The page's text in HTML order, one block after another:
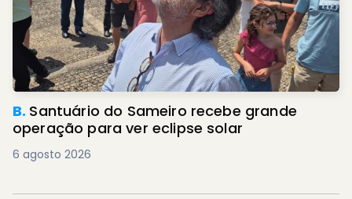
B. Santuário do Sameiro recebe grande
operação para ver eclipse solar
6 agosto 2026